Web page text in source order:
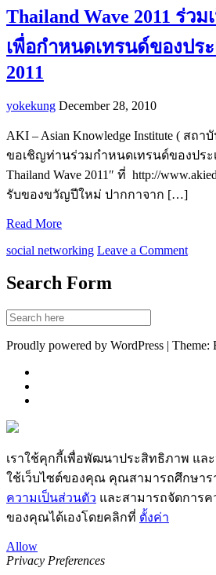
Thailand Wave 2011 ร่ว
เพื่อกำหนดเทรนด์ของปร
2011
yokekung December 28, 2010
AKI – Asian Knowledge Institute ( สถ
ขอเชิญท่านร่วมกำหนดเทรนด์ของประ
Thailand Wave 2011″ ที่ http://
รับของขวัญปีใหม่ ปากกาจาก […]
Read More
social networking Leave a Comment
Search Form
Proudly powered by WordPress | Theme:
เราใช้คุกกี้เพื่อพัฒนาประสิทธิภาพ แล
ใช้เว็บไซต์ของคุณ คุณสามารถศึกษาร
ความเป็นส่วนตัว และสามารถจัดการค
ของคุณได้เองโดยคลิกที่ ตั้งค่า
Allow
Privacy Preferences